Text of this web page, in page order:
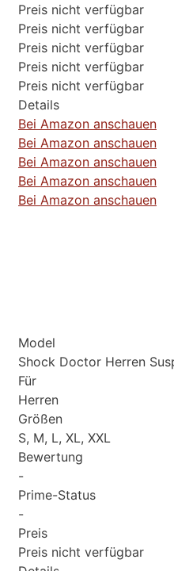
Preis nicht verfügbar
Preis nicht verfügbar
Preis nicht verfügbar
Preis nicht verfügbar
Preis nicht verfügbar
Details
Bei Amazon anschauen
Bei Amazon anschauen
Bei Amazon anschauen
Bei Amazon anschauen
Bei Amazon anschauen
Model
Shock Doctor Herren
Für
Herren
Größen
S, M, L, XL, XXL
Bewertung
-
Prime-Status
-
Preis
Preis nicht verfügbar